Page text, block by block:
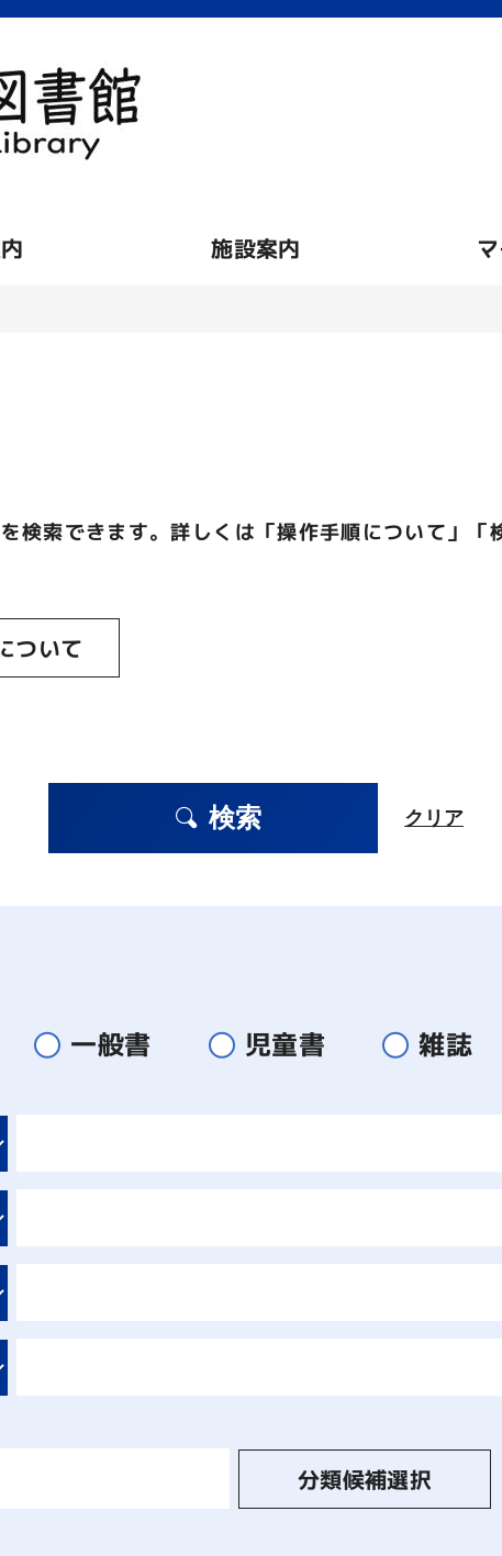
施設案内
検索できます。詳しくは「操作手順について」
ついて
検索 クリア
一般書 児童書 雑誌
分類候補選択